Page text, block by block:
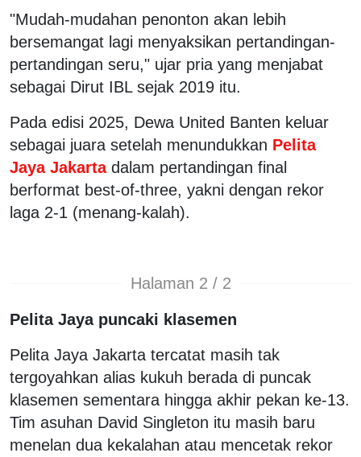
"Mudah-mudahan penonton akan lebih
bersemangat lagi menyaksikan pertandingan-
pertandingan seru," ujar pria yang menjabat
sebagai Dirut IBL sejak 2019 itu.
Pada edisi 2025, Dewa United Banten keluar
sebagai juara setelah menundukkan Pelita
Jaya Jakarta dalam pertandingan final
berformat best-of-three, yakni dengan rekor
laga 2-1 (menang-kalah).
Halaman 2 / 2
Pelita Jaya puncaki klasemen
Pelita Jaya Jakarta tercatat masih tak
tergoyahkan alias kukuh berada di puncak
klasemen sementara hingga akhir pekan ke-13.
Tim asuhan David Singleton itu masih baru
menelan dua kekalahan atau mencetak rekor